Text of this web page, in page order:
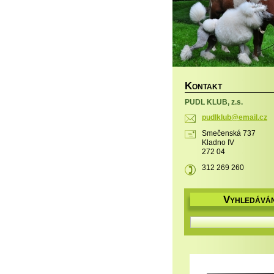
KONTAKT
PUDL KLUB, z.s.
pudlklub@email.cz
Smečenská 737
Kladno IV
272 04
312 269 260
V